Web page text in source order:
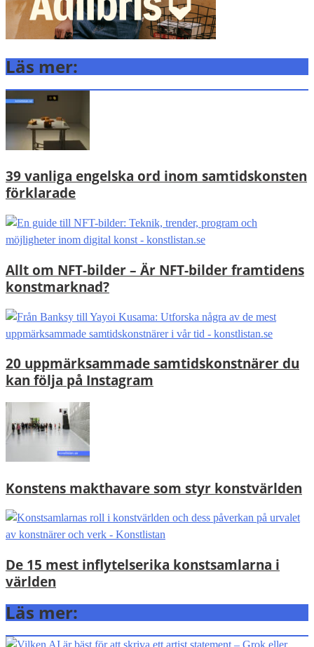
Läs mer:
39 vanliga engelska ord inom samtidskonsten
förklarade
Allt om NFT-bilder – Är NFT-bilder framtidens
konstmarknad?
20 uppmärksammade samtidskonstnärer du
kan följa på Instagram
Konstens makthavare som styr konstvärlden
De 15 mest inflytelserika konstsamlarna i
världen
Läs mer: